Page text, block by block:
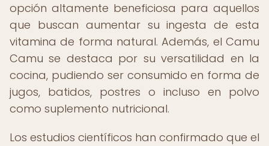
opción altamente beneficiosa para aquellos
que buscan aumentar su ingesta de esta
vitamina de forma natural. Además, el Camu
Camu se destaca por su versatilidad en la
cocina, pudiendo ser consumido en forma de
jugos, batidos, postres o incluso en polvo
como suplemento nutricional.
Los estudios científicos han confirmado que el